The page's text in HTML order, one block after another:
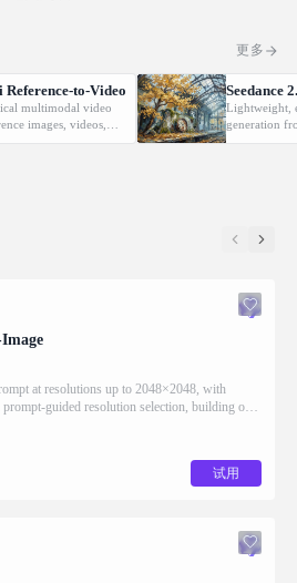
更多
Reference-to-Video
multimodal video
images, videos,
audio.
Seedance
Lightweight,
generation
optional last-
at resolutions up to 2048×2048, with
guided resolution selection, building on
试用